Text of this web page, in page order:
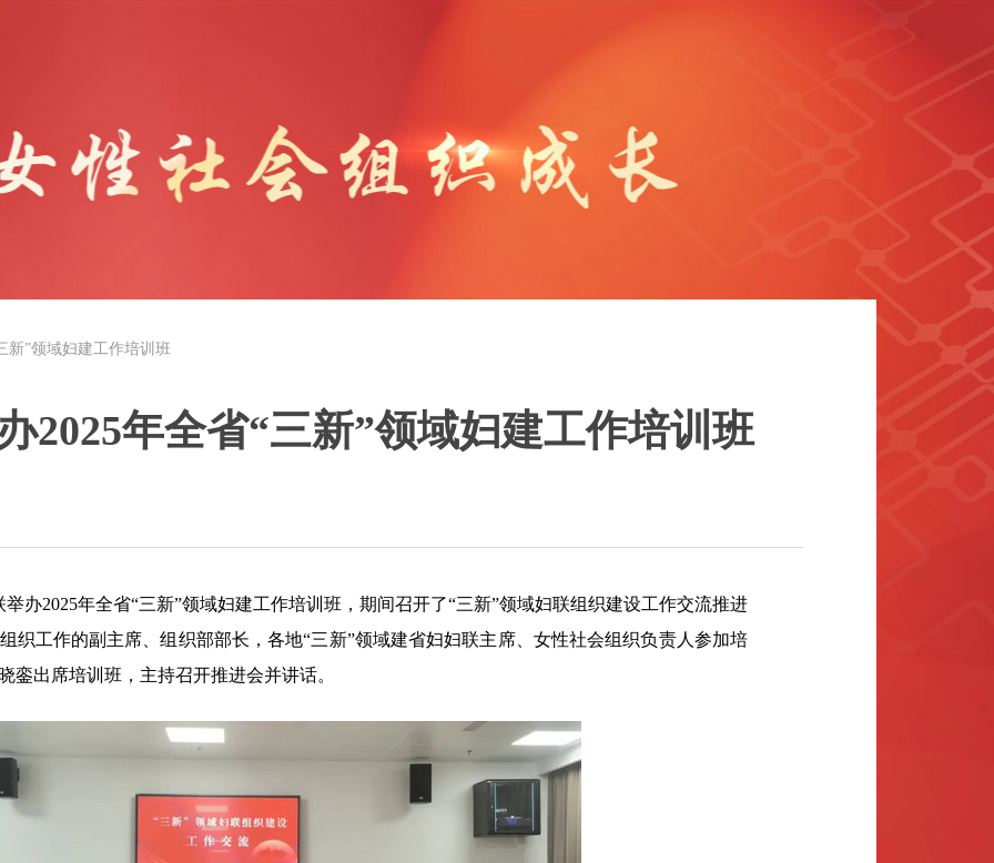
新”领域妇建工作培训班
2025年全省“三新”领域妇建工作培训班
2025年全省“三新”领域妇建工作培训班，期间召开了“三新”领域妇联组织建设工作交流推进
织工作的副主席、组织部部长，各地“三新”领域建省妇妇联主席、女性社会组织负责人参加培
銮出席培训班，主持召开推进会并讲话。